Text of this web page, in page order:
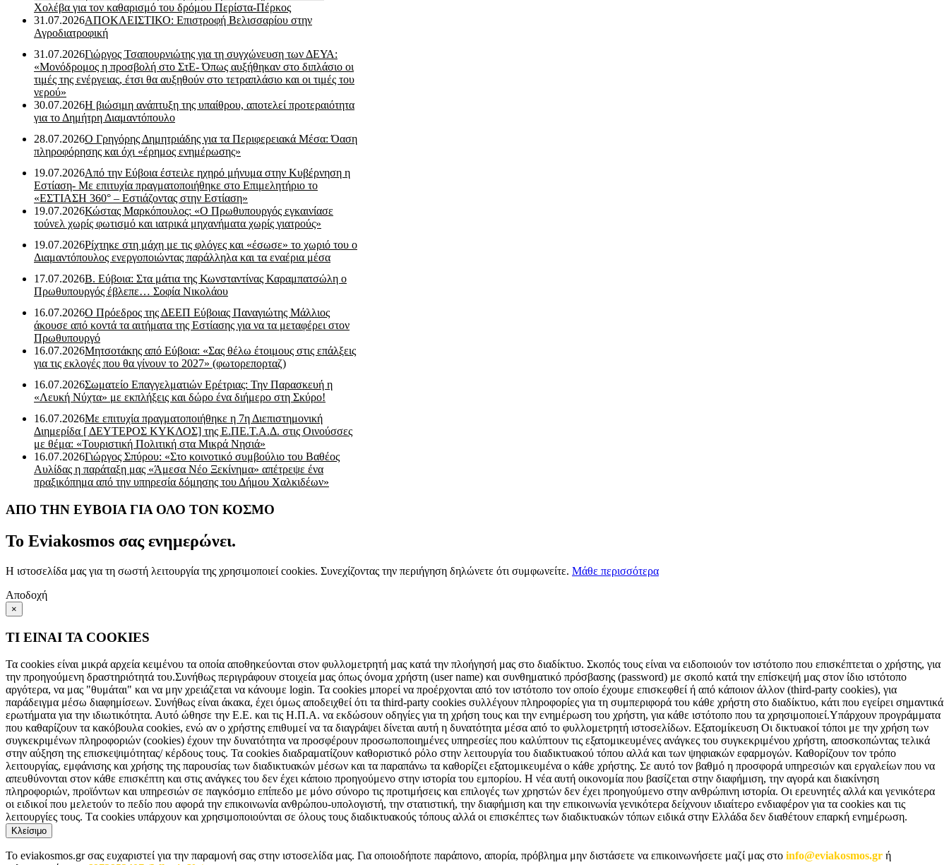
Χολέβα για τον καθαρισμό του δρόμου Περίστα-Πέρκος
31.07.2026ΑΠΟΚΛΕΙΣΤΙΚΟ: Επιστροφή Βελισσαρίου στην
Αγροδιατροφική
31.07.2026Γιώργος Τσαπουρνιώτης για τη συγχώνευση των ΔΕΥΑ:
«Μονόδρομος η προσβολή στο ΣτΕ- Όπως αυξήθηκαν στο διπλάσιο οι
τιμές της ενέργειας, έτσι θα αυξηθούν στο τετραπλάσιο και οι τιμές του
νερού»
30.07.2026Η βιώσιμη ανάπτυξη της υπαίθρου, αποτελεί προτεραιότητα
για το Δημήτρη Διαμαντόπουλο
28.07.2026Ο Γρηγόρης Δημητριάδης για τα Περιφερειακά Μέσα: Όαση
πληροφόρησης και όχι «έρημος ενημέρωσης»
19.07.2026Από την Εύβοια έστειλε ηχηρό μήνυμα στην Κυβέρνηση η
Εστίαση- Με επιτυχία πραγματοποιήθηκε στο Επιμελητήριο το
«ΕΣΤΙΑΣΗ 360° – Εστιάζοντας στην Εστίαση»
19.07.2026Κώστας Μαρκόπουλος: «Ο Πρωθυπουργός εγκαινίασε
τούνελ χωρίς φωτισμό και ιατρικά μηχανήματα χωρίς γιατρούς»
19.07.2026Ρίχτηκε στη μάχη με τις φλόγες και «έσωσε» το χωριό του ο
Διαμαντόπουλος ενεργοποιώντας παράλληλα και τα εναέρια μέσα
17.07.2026Β. Εύβοια: Στα μάτια της Κωνσταντίνας Καραμπατσώλη ο
Πρωθυπουργός έβλεπε… Σοφία Νικολάου
16.07.2026Ο Πρόεδρος της ΔΕΕΠ Εύβοιας Παναγιώτης Μάλλιος
άκουσε από κοντά τα αιτήματα της Εστίασης για να τα μεταφέρει στον
Πρωθυπουργό
16.07.2026Μητσοτάκης από Εύβοια: «Σας θέλω έτοιμους στις επάλξεις
για τις εκλογές που θα γίνουν το 2027» (φωτορεπορταζ)
16.07.2026Σωματείο Επαγγελματιών Ερέτριας: Την Παρασκευή η
«Λευκή Νύχτα» με εκπλήξεις και δώρο ένα διήμερο στη Σκύρο!
16.07.2026Με επιτυχία πραγματοποιήθηκε η 7η Διεπιστημονική
Διημερίδα [ ΔEYΤΕΡΟΣ ΚΥΚΛΟΣ] της Ε.ΠΕ.Τ.Α.Δ. στις Οινούσσες
με θέμα: «Τουριστική Πολιτική στα Μικρά Νησιά»
16.07.2026Γιώργος Σπύρου: «Στο κοινοτικό συμβούλιο του Βαθέος
Αυλίδας η παράταξη μας «Άμεσα Νέο Ξεκίνημα» απέτρεψε ένα
πραξικόπημα από την υπηρεσία δόμησης του Δήμου Χαλκιδέων»
ΑΠΟ ΤΗΝ ΕΥΒΟΙΑ ΓΙΑ ΟΛΟ ΤΟΝ ΚΟΣΜΟ
Το Eviakosmos σας ενημερώνει.
Η ιστοσελίδα μας για τη σωστή λειτουργία της χρησιμοποιεί cookies. Συνεχίζοντας την περιήγηση δηλώνετε ότι συμφωνείτε. Μάθε περισσότερα
Αποδοχή
×
ΤΙ ΕΙΝΑΙ ΤΑ COOKIES
Τα cookies είναι μικρά αρχεία κειμένου τα οποία αποθηκεύονται στον φυλλομετρητή μας κατά την πλοήγησή μας στο διαδίκτυο. Σκοπός τους είναι να ειδοποιούν τον ιστότοπο που επισκέπτεται ο χρήστης, για
την προηγούμενη δραστηριότητά του.Συνήθως περιγράφουν στοιχεία μας όπως όνομα χρήστη (user name) και συνθηματικό πρόσβασης (password) με σκοπό κατά την επίσκεψή μας στον ίδιο ιστότοπο
αργότερα, να μας "θυμάται" και να μην χρειάζεται να κάνουμε login. Τα cookies μπορεί να προέρχονται από τον ιστότοπο τον οποίο έχουμε επισκεφθεί ή από κάποιον άλλον (third-party cookies), για
παράδειγμα μέσω διαφημίσεων. Συνήθως είναι άκακα, έχει όμως αποδειχθεί ότι τα third-party cookies συλλέγουν πληροφορίες για τη συμπεριφορά του κάθε χρήστη στο διαδίκτυο, κάτι που εγείρει σημαντικά
ερωτήματα για την ιδιωτικότητα. Αυτό ώθησε την Ε.Ε. και τις Η.Π.Α. να εκδώσουν οδηγίες για τη χρήση τους και την ενημέρωση του χρήστη, για κάθε ιστότοπο που τα χρησιμοποιεί.Υπάρχουν προγράμματα
που καθαρίζουν τα κακόβουλα cookies, ενώ αν ο χρήστης επιθυμεί να τα διαγράψει δίνεται αυτή η δυνατότητα μέσα από το φυλλομετρητή ιστοσελίδων. Εξατομίκευση Οι δικτυακοί τόποι με την χρήση των
συγκεκριμένων πληροφοριών (cookies) έχουν την δυνατότητα να προσφέρουν προσωποποιημένες υπηρεσίες που καλύπτουν τις εξατομικευμένες ανάγκες του συγκεκριμένου χρήστη, αποσκοπώντας τελικά
στην αύξηση της επισκεψιμότητας/ κέρδους τους. Τα cookies διαδραματίζουν καθοριστικό ρόλο στην λειτουργία του διαδικτυακού τόπου αλλά και των ψηφιακών εφαρμογών. Καθορίζουν τον τρόπο
λειτουργίας, εμφάνισης και χρήσης της παρουσίας των διαδικτυακών μέσων και τα παραπάνω τα καθορίζει εξατομικευμένα ο κάθε χρήστης. Σε αυτό τον βαθμό η προσφορά υπηρεσιών και εργαλείων που να
απευθύνονται στον κάθε επισκέπτη και στις ανάγκες του δεν έχει κάποιο προηγούμενο στην ιστορία του εμπορίου. Η νέα αυτή οικονομία που βασίζεται στην διαφήμιση, την αγορά και διακίνηση
πληροφοριών, προϊόντων και υπηρεσιών σε παγκόσμιο επίπεδο με μόνο σύνορο τις προτιμήσεις και επιλογές των χρηστών δεν έχει προηγούμενο στην ανθρώπινη ιστορία. Οι ερευνητές αλλά και γενικότερα
οι ειδικοί που μελετούν το πεδίο που αφορά την επικοινωνία ανθρώπου-υπολογιστή, την στατιστική, την διαφήμιση και την επικοινωνία γενικότερα δείχνουν ιδιαίτερο ενδιαφέρον για τα cookies και τις
λειτουργίες τους. Tα cookies υπάρχουν και χρησιμοποιούνται σε όλους τους διαδικτυακούς τόπους αλλά οι επισκέπτες των διαδικτυακών τόπων ειδικά στην Ελλάδα δεν διαθέτουν επαρκή ενημέρωση.
Κλείσιμο
Το eviakosmos.gr σας ευχαριστεί για την παραμονή σας στην ιστοσελίδα μας. Για οποιοδήποτε παράπονο, απορία, πρόβλημα μην διστάσετε να επικοινωνήσετε μαζί μας στο info@eviakosmos.gr ή